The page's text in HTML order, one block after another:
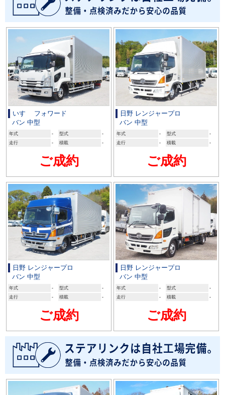
いすゞ フォワード
バン 中型
年式 - 型式
-
走行
- 積載 -
ご成約
日野 レンジャープロ
バン 中型
年式 - 型式
-
走行
- 積載 -
ご成約
日野 レンジャープロ
バン 中型
年式 - 型式
-
走行
- 積載 -
ご成約
日野 レンジャープロ
バン 中型
年式 - 型式
-
走行
- 積載 -
ご成約